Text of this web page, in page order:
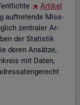
Ar­ti­kel
auf­tre­ten­de Miss­
zen­tra­ler Ar­
der Sta­tis­tik
deren An­sät­ze,
mit Daten,